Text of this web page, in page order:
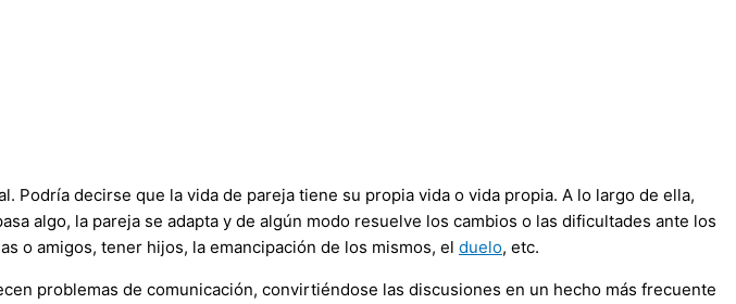
Podría decirse que la vida de pareja tiene su propia vida o vida propia. A lo largo de ella,
algo, la pareja se adapta y de algún modo resuelve los cambios o las dificultades ante los
o amigos, tener hijos, la emancipación de los mismos, el duelo, etc.
problemas de comunicación, convirtiéndose las discusiones en un hecho más frecuente